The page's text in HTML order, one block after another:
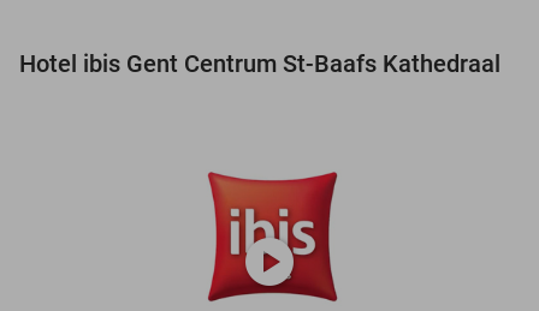
Hotel ibis Gent Centrum St-Baafs Kathedraal
play_circle